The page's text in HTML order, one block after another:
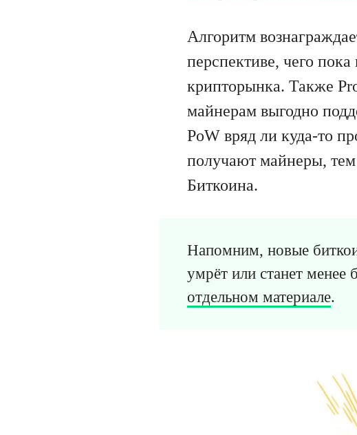
Алгоритм
перспективе, чего
крипторынка. Также
майнерам выгодно
PoW вряд ли куда-то
получают майнеры,
Биткоина.
Напомним, новые
умрёт или станет менее
отдельном материале.